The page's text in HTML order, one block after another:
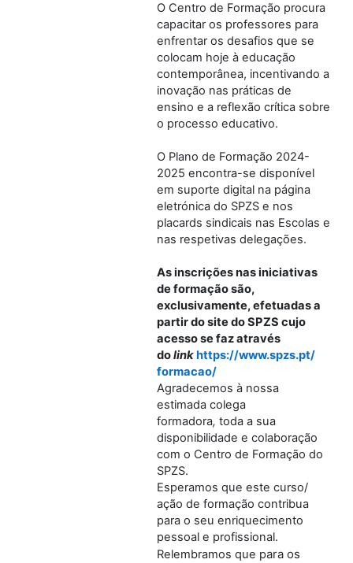
O Centro de Formação procura
capacitar os professores para
enfrentar os desafios que se
colocam hoje à educação
contemporânea, incentivando a
inovação nas práticas de
ensino e a reflexão crítica sobre
o processo educativo.
O Plano de Formação 2024-
2025 encontra-se disponível
em suporte digital na página
eletrónica do SPZS e nos
placards sindicais nas Escolas e
nas respetivas delegações.
As inscrições nas iniciativas
de formação são,
exclusivamente, efetuadas a
partir do site do SPZS cujo
acesso se faz através
dolink https://www.spzs.pt/
formacao/
Agradecemos à nossa
estimada colega
formadora, toda a sua
disponibilidade e colaboração
com o Centro de Formação do
SPZS.
Esperamos que este curso/
ação de formação contribua
para o seu enriquecimento
pessoal e profissional.
Relembramos que para os